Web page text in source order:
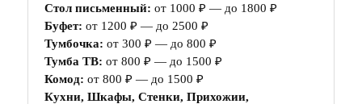
Стол письменный: от 1000 ₽ — до 1800 ₽
Буфет: от 1200 ₽ — до 2500 ₽
Тумбочка: от 300 ₽ — до 800 ₽
Тумба ТВ: от 800 ₽ — до 1500 ₽
Комод: от 800 ₽ — до 1500 ₽
Кухни, Шкафы, Стенки, Прихожии,